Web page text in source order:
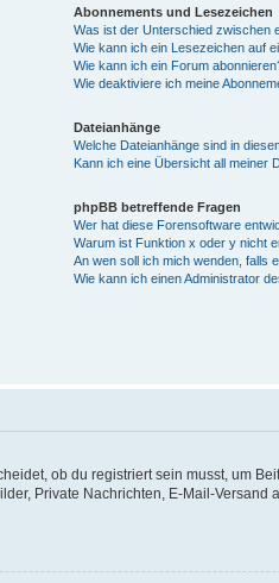
Abonnements und Lesezeichen
Was ist der Unterschied zwischen
Wie kann ich ein Lesezeichen auf
Wie kann ich ein Forum
Wie deaktiviere ich meine
Dateianhänge
Welche Dateianhänge sind in
Kann ich eine Übersicht all meiner
phpBB betreffende Fragen
Wer hat diese Forensoftware
Warum ist Funktion x oder y nicht
An wen soll ich mich wenden, falls
Wie kann ich einen Administrator
ob du registriert sein musst, um
Private Nachrichten, E-Mail-